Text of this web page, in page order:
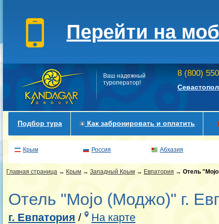
Перейти на
Ваш надежный
туроператор!
8 (800)
Подбор тура Как забронировать и оплатить
Крым Россия Абхазия
Главная страница → Крым → Западный Крым → Евпатория → Отель
Отель "Mojo (Моджо)" г.
г. Евпатория / На карте